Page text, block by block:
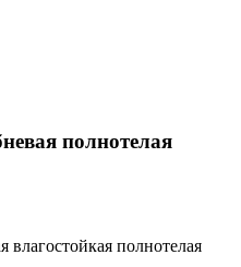
полнотелая